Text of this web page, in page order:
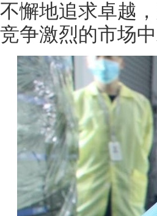
不懈地追求卓越
竞争激烈的市场